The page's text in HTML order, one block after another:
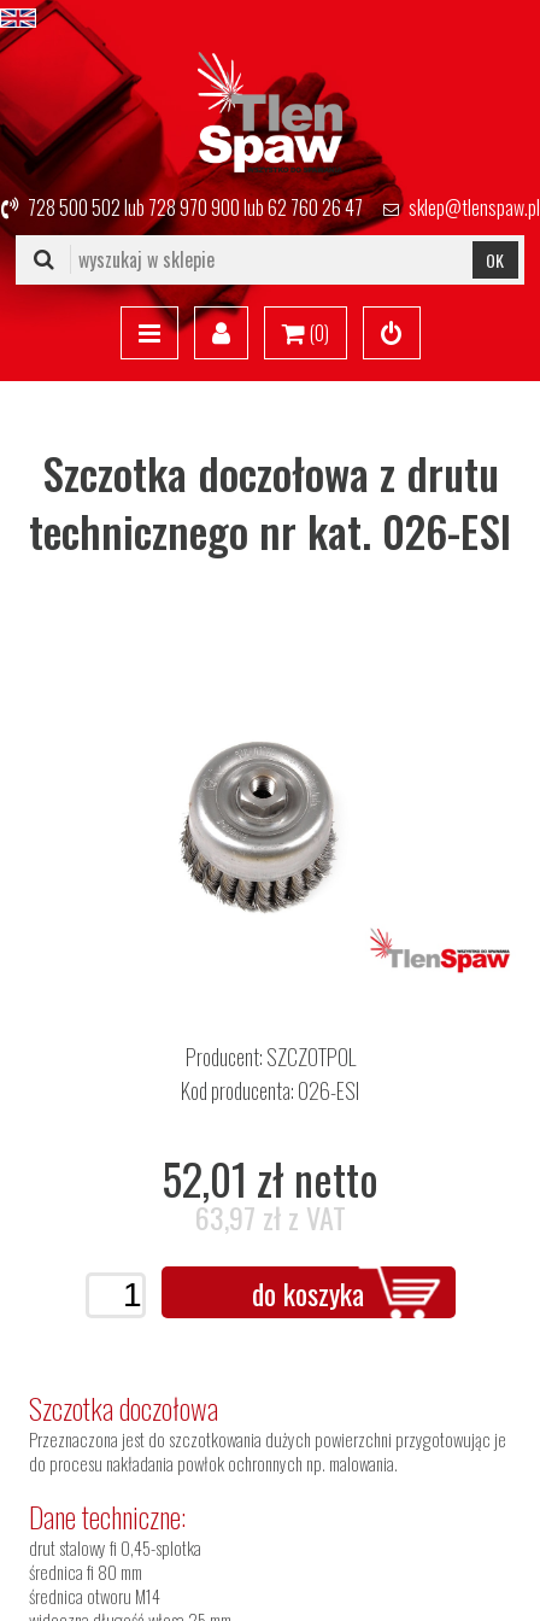
728 500 502lub728 970 900lub62 760 26 47 sklep@tlenspaw.pl
OK
(0)
Szczotka doczołowa z drutu
technicznego nr kat. 026-ESI
Producent:SZCZOTPOL
Kod producenta: 026-ESI
52,01 zł netto
63,97 zł z VAT
do koszyka
Szczotka doczołowa
Przeznaczona jest do szczotkowania dużych powierzchni przygotowując je
do procesu nakładania powłok ochronnych np. malowania.
Dane techniczne:
drut stalowy fi 0,45-splotka
średnica fi 80 mm
średnica otworu M14